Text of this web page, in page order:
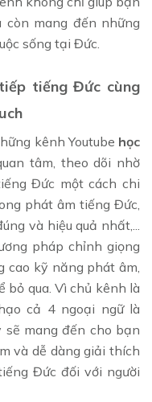
mang đến những
sống tại Đức.
tiếng Đức cùng
kênh Youtube học
tâm, theo dõi nhờ
Đức một cách chi
phát âm tiếng Đức,
và hiệu quả nhất,...
pháp chỉnh giọng
cao kỹ năng phát âm,
qua. Vì chủ kênh là
cả 4 ngoại ngữ là
sẽ mang đến cho bạn
và dễ dàng giải thích
Đức đối với người